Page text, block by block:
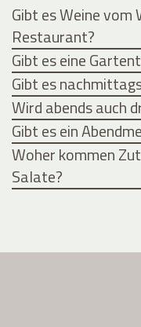
Gibt es Weine
Restaurant?
Gibt es eine
Gibt es
Wird abends auch
Gibt es ein
Woher kommen
Salate?